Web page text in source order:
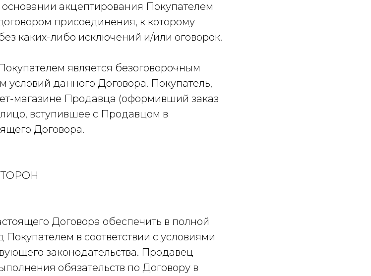
акцептирования Покупателем
присоединения, к которому
каких-либо исключений и/или оговорок.
является безоговорочным
условий данного Договора. Покупатель,
магазине Продавца (оформивший заказ
вступившее с Продавцом в
Договора.
Договора обеспечить в полной
Покупателем в соответствии с условиями
законодательства. Продавец
обязательств по Договору в